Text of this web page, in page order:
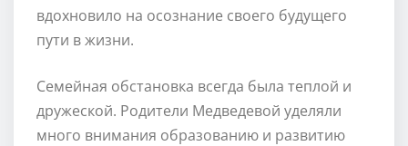
вдохновило на осознание своего будущего
пути в жизни.
Семейная обстановка всегда была теплой и
дружеской. Родители Медведевой уделяли
много внимания образованию и развитию